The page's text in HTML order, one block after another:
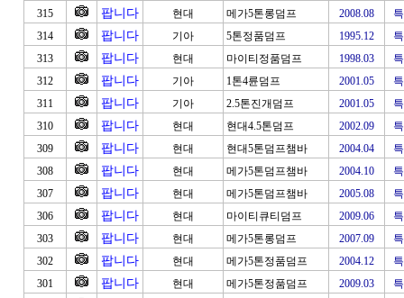
315
팝니다 현대 메가5톤롱덤프 2008.08
314
팝니다 기아 5톤정품덤프 1995.12
313
팝니다 현대 마이티정품덤프 1998.03
312
팝니다 기아 1톤4륜덤프 2001.05
311
팝니다 기아 2.5톤진개덤프 2001.05
310
팝니다 현대 현대4.5톤덤프 2002.09
309
팝니다 현대 현대5톤덤프챔바 2004.04
308
팝니다 현대 메가5톤덤프챔바 2004.10
307
팝니다 현대 메가5톤덤프챔바 2005.08
306
팝니다 현대 마이티큐티덤프 2009.06
303
팝니다 현대 메가5톤롱덤프 2007.09
302
팝니다 현대 메가5톤정품덤프 2004.12
301
팝니다 현대 메가5톤정품덤프 2009.03